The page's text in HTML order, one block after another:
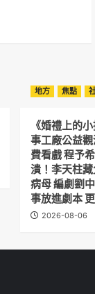
地方 焦點
《婚禮上的
事工廠公益
費看戲 程予
潰！李天柱
病母 編劇劉
事放進劇本
2026-08-06